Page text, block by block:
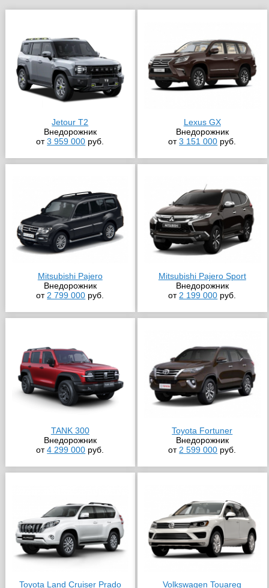
Jetour T2
Внедорожник
от3 959 000 руб.
Lexus GX
Внедорожник
от3 151 000 руб.
Mitsubishi Pajero
Внедорожник
от 2 799 000 руб.
Mitsubishi Pajero Sport
Внедорожник
от 2 199 000 руб.
TANK 300
Внедорожник
от4 299 000 руб.
Toyota Fortuner
Внедорожник
от 2 599 000 руб.
Toyota Land Cruiser Prado Volkswagen Touareg